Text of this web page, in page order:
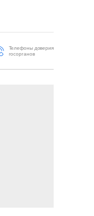
Телефоны доверия
госорганов